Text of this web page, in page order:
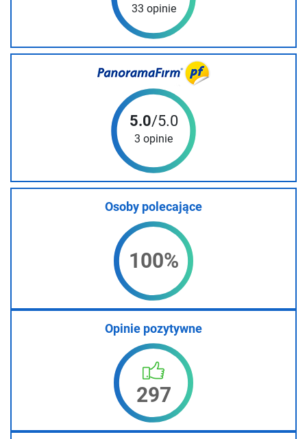
33 opinie
5.0/5.0
3 opinie
Osoby polecające
100%
Opinie pozytywne
297